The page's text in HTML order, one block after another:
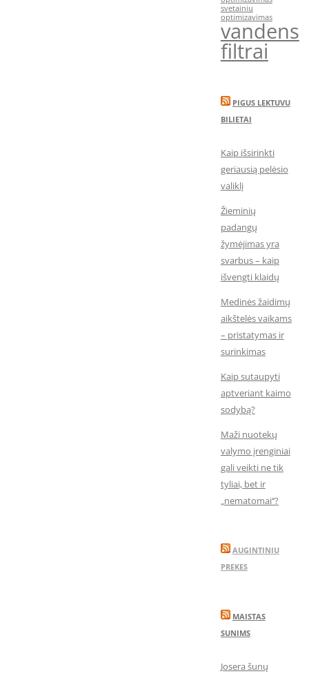
svetainiu
optimizavimas
vandens
filtrai
PIGUS LEKTUVU
BILIETAI
Kaip išsirinkti
geriausią pelėsio
valiklį
Žieminių
padangų
žymėjimas yra
svarbus – kaip
išvengti klaidų
Medinės žaidimų
aikštelės vaikams
– pristatymas ir
surinkimas
Kaip sutaupyti
aptveriant kaimo
sodybą?
Maži nuotekų
valymo įrenginiai
gali veikti ne tik
tyliai, bet ir
„nematomai‘‘?
AUGINTINIU
PREKES
MAISTAS
SUNIMS
Josera šunų